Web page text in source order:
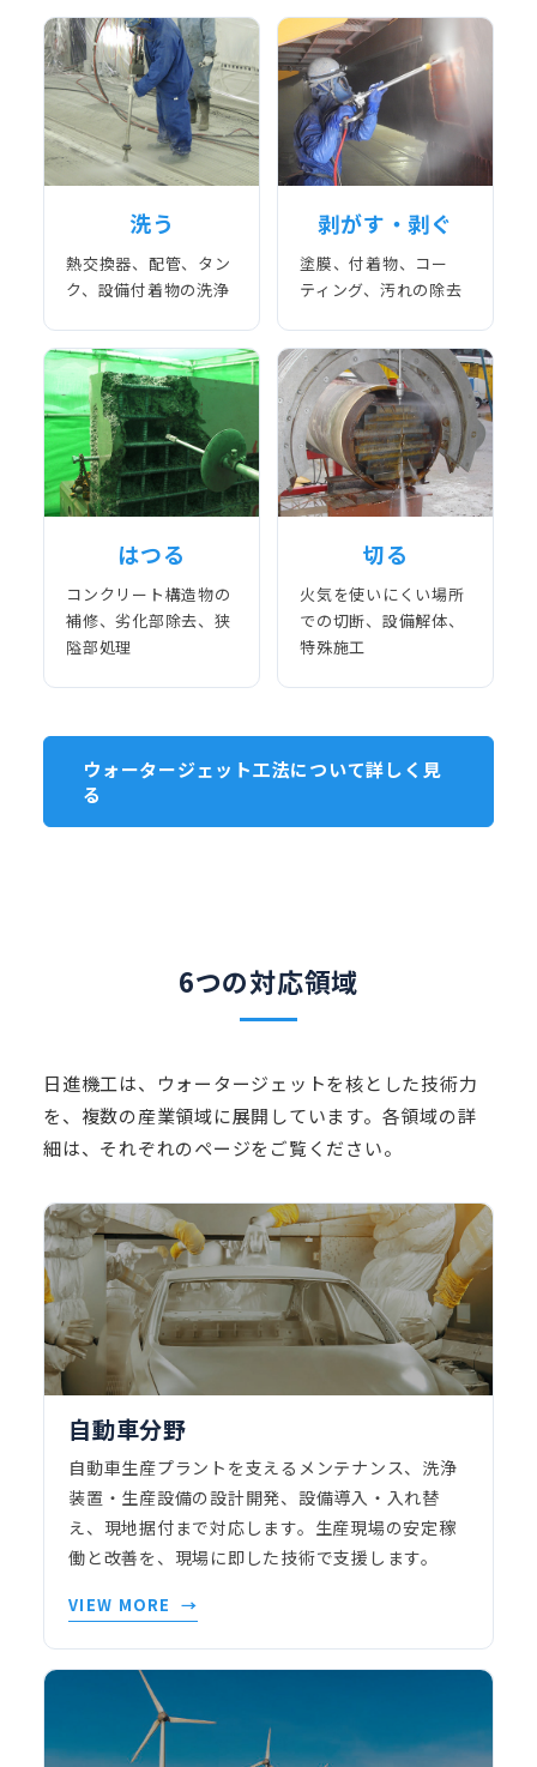
洗う
熱交換器、配管、タン
ク、設備付着物の洗浄
剥がす・剥ぐ
塗膜、付着物、コー
ティング、汚れの除去
はつる
コンクリート構造物の
補修、劣化部除去、狭
隘部処理
切る
火気を使いにくい場所
での切断、設備解体、
特殊施工
ウォータージェット工法について詳しく見
る
6つの対応領域
日進機工は、ウォータージェットを核とした技術力
を、複数の産業領域に展開しています。各領域の詳
細は、それぞれのページをご覧ください。
自動車分野
自動車生産プラントを支えるメンテナンス、洗浄
装置・生産設備の設計開発、設備導入・入れ替
え、現地据付まで対応します。生産現場の安定稼
働と改善を、現場に即した技術で支援します。
VIEW MORE